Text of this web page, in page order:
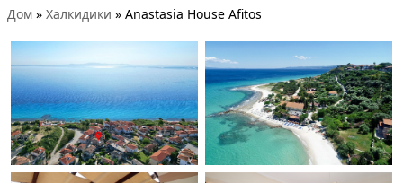
Дом » Халкидики » Anastasia House Afitos